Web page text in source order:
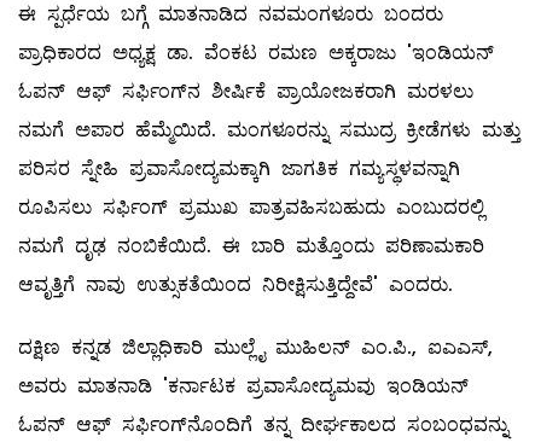
ಈ ಸ್ಪರ್ಧೆಯ ಬಗ್ಗೆ ಮಾತನಾಡಿದ ನವಮಂಗಳೂರು ಬಂದರು
ಪ್ರಾಧಿಕಾರದ ಅಧ್ಯಕ್ಷ ಡಾ. ವೆಂಕಟ ರಮಣ ಅಕ್ಕರಾಜು 'ಇಂಡಿಯನ್
ಓಪನ್ ಆಫ್ ಸರ್ಫಿಂಗ್‌ನ ಶೀರ್ಷಿಕೆ ಪ್ರಾಯೋಜಕರಾಗಿ ಮರಳಲು
ನಮಗೆ ಅಪಾರ ಹೆಮ್ಮೆಯಿದೆ. ಮಂಗಳೂರನ್ನು ಸಮುದ್ರ ಕ್ರೀಡೆಗಳು ಮತ್ತು
ಪರಿಸರ ಸ್ನೇಹಿ ಪ್ರವಾಸೋದ್ಯಮಕ್ಕಾಗಿ ಜಾಗತಿಕ ಗಮ್ಯಸ್ಥಳವನ್ನಾಗಿ
ರೂಪಿಸಲು ಸರ್ಫಿಂಗ್ ಪ್ರಮುಖ ಪಾತ್ರವಹಿಸಬಹುದು ಎಂಬುದರಲ್ಲಿ
ನಮಗೆ ದೃಢ ನಂಬಿಕೆಯಿದೆ. ಈ ಬಾರಿ ಮತ್ತೊಂದು ಪರಿಣಾಮಕಾರಿ
ಆವೃತ್ತಿಗೆ ನಾವು ಉತ್ಸುಕತೆಯಿಂದ ನಿರೀಕ್ಷಿಸುತ್ತಿದ್ದೇವೆ' ಎಂದರು.
ದಕ್ಷಿಣ ಕನ್ನಡ ಜಿಲ್ಲಾಧಿಕಾರಿ ಮುಲ್ಲೈ ಮುಹಿಲನ್ ಎಂ.ಪಿ., ಐಎಎಸ್,
ಅವರು ಮಾತನಾಡಿ 'ಕರ್ನಾಟಕ ಪ್ರವಾಸೋದ್ಯಮವು ಇಂಡಿಯನ್
ಓಪನ್ ಆಫ್ ಸರ್ಫಿಂಗ್‌ನೊಂದಿಗೆ ತನ್ನ ದೀರ್ಘಕಾಲದ ಸಂಬಂಧವನ್ನು